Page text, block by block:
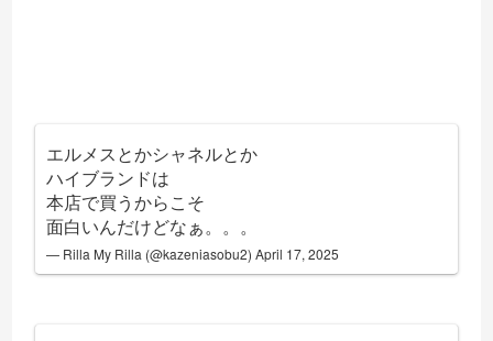
エルメスとかシャネルとか
ハイブランドは
本店で買うからこそ
面白いんだけどなぁ。。。
— Rilla My Rilla (@kazeniasobu2)April 17, 2025